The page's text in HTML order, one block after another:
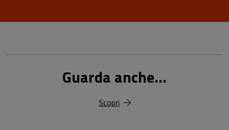
Guarda anche...
Scopri